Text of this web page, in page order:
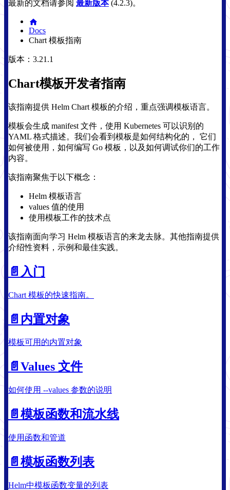
最新的文档请参阅 最新版本(4.2.3)。
Docs
Chart 模板指南
版本：3.21.1
Chart模板开发者指南
该指南提供 Helm Chart 模板的介绍，重点强调模板语言。
模板会生成 manifest 文件，使用 Kubernetes 可以识别的
YAML 格式描述。我们会看到模板是如何结构化的， 它们
如何被使用，如何编写 Go 模板，以及如何调试你们的工作
内容。
该指南聚焦于以下概念：
Helm 模板语言
values 值的使用
使用模板工作的技术点
该指南面向学习 Helm 模板语言的来龙去脉。其他指南提供
介绍性资料，示例和最佳实践。
📄️ 入门
Chart 模板的快速指南。
📄️ 内置对象
模板可用的内置对象
📄️ Values 文件
如何使用 --values 参数的说明
📄️ 模板函数和流水线
使用函数和管道
📄️ 模板函数列表
Helm中模板函数变量的列表